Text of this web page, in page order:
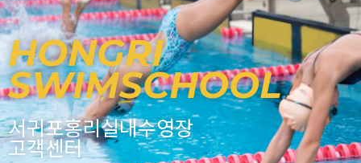
HONGRI
SWIMSCHOOL
서귀포홍리실내수영장
고객센터